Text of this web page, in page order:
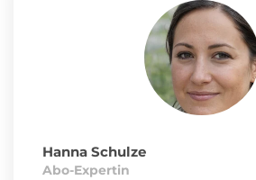
Hanna Schulze
Abo-Expertin